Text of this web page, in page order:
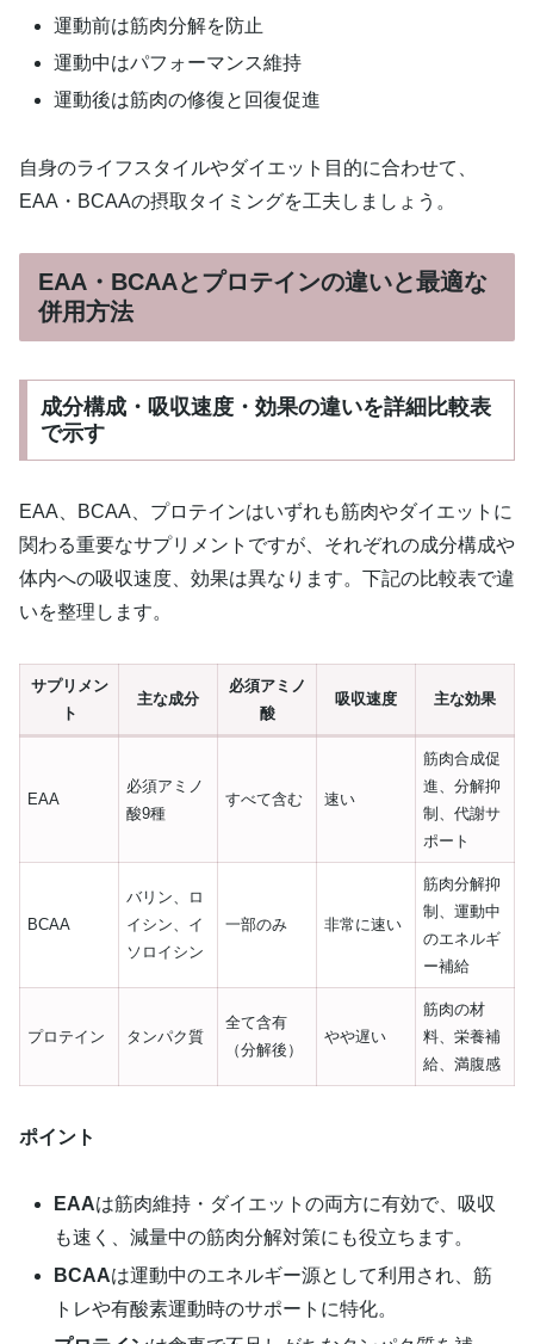
運動前は筋肉分解を防止
運動中はパフォーマンス維持
運動後は筋肉の修復と回復促進
自身のライフスタイルやダイエット目的に合わせて、
EAA・BCAAの摂取タイミングを工夫しましょう。
EAA・BCAAとプロテインの違いと最適な
併用方法
成分構成・吸収速度・効果の違いを詳細比較表
で示す
EAA、BCAA、プロテインはいずれも筋肉やダイエットに
関わる重要なサプリメントですが、それぞれの成分構成や
体内への吸収速度、効果は異なります。下記の比較表で違
いを整理します。
サプリメン
ト
主な成分
必須アミノ
酸
吸収速度 主な効果
EAA
必須アミノ
酸9種
すべて含む 速い
筋肉合成促
進、分解抑
制、代謝サ
ポート
BCAA
バリン、ロ
イシン、イ
ソロイシン
一部のみ 非常に速い
筋肉分解抑
制、運動中
のエネルギ
ー補給
プロテイン タンパク質
全て含有
（分解後）
やや遅い
筋肉の材
料、栄養補
給、満腹感
ポイント
EAAは筋肉維持・ダイエットの両方に有効で、吸収
も速く、減量中の筋肉分解対策にも役立ちます。
BCAAは運動中のエネルギー源として利用され、筋
トレや有酸素運動時のサポートに特化。